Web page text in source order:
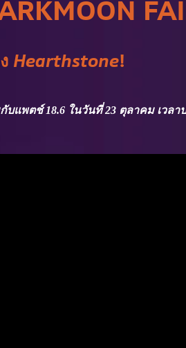
Hearthstone!
บแพตช์ 18.6 ในวันที่ 23 ตุลาคม เวล